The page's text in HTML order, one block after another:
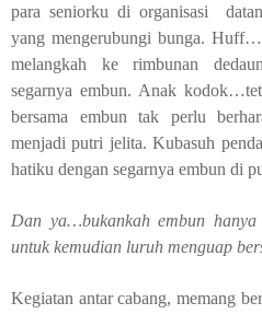
para seniorku di organisasi
yang mengerubungi bunga.
melangkah ke rimbunan
segarnya embun. Anak
bersama embun tak perlu
menjadi putri jelita. Kubasuh
hatiku dengan segarnya embun di
Dan ya…bukankah embun
untuk kemudian luruh menguap
Kegiatan antar cabang, memang